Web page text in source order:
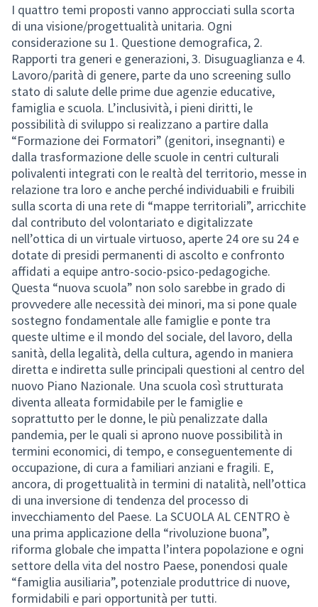
I quattro temi proposti vanno approcciati sulla scorta
di una visione/progettualità unitaria. Ogni
considerazione su 1. Questione demografica, 2.
Rapporti tra generi e generazioni, 3. Disuguaglianza e 4.
Lavoro/parità di genere, parte da uno screening sullo
stato di salute delle prime due agenzie educative,
famiglia e scuola. L’inclusività, i pieni diritti, le
possibilità di sviluppo si realizzano a partire dalla
“Formazione dei Formatori” (genitori, insegnanti) e
dalla trasformazione delle scuole in centri culturali
polivalenti integrati con le realtà del territorio, messe in
relazione tra loro e anche perché individuabili e fruibili
sulla scorta di una rete di “mappe territoriali”, arricchite
dal contributo del volontariato e digitalizzate
nell’ottica di un virtuale virtuoso, aperte 24 ore su 24 e
dotate di presidi permanenti di ascolto e confronto
affidati a equipe antro-socio-psico-pedagogiche.
Questa “nuova scuola” non solo sarebbe in grado di
provvedere alle necessità dei minori, ma si pone quale
sostegno fondamentale alle famiglie e ponte tra
queste ultime e il mondo del sociale, del lavoro, della
sanità, della legalità, della cultura, agendo in maniera
diretta e indiretta sulle principali questioni al centro del
nuovo Piano Nazionale. Una scuola così strutturata
diventa alleata formidabile per le famiglie e
soprattutto per le donne, le più penalizzate dalla
pandemia, per le quali si aprono nuove possibilità in
termini economici, di tempo, e conseguentemente di
occupazione, di cura a familiari anziani e fragili. E,
ancora, di progettualità in termini di natalità, nell’ottica
di una inversione di tendenza del processo di
invecchiamento del Paese. La SCUOLA AL CENTRO è
una prima applicazione della “rivoluzione buona”,
riforma globale che impatta l’intera popolazione e ogni
settore della vita del nostro Paese, ponendosi quale
“famiglia ausiliaria”, potenziale produttrice di nuove,
formidabili e pari opportunità per tutti.